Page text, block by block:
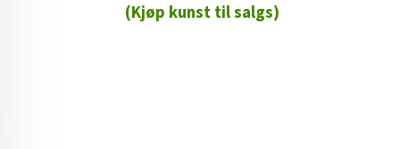
(Kjøp kunst til salgs)